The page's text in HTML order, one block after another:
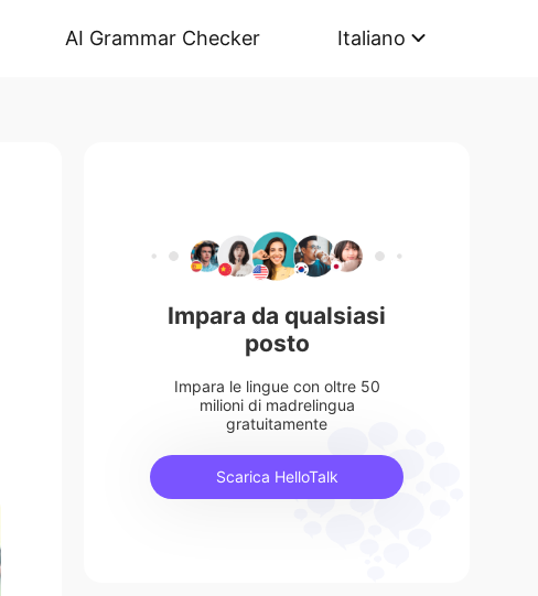
AI Grammar Checker Italiano
Impara da qualsiasi
posto
Impara le lingue con oltre 50
milioni di madrelingua
gratuitamente
Scarica HelloTalk